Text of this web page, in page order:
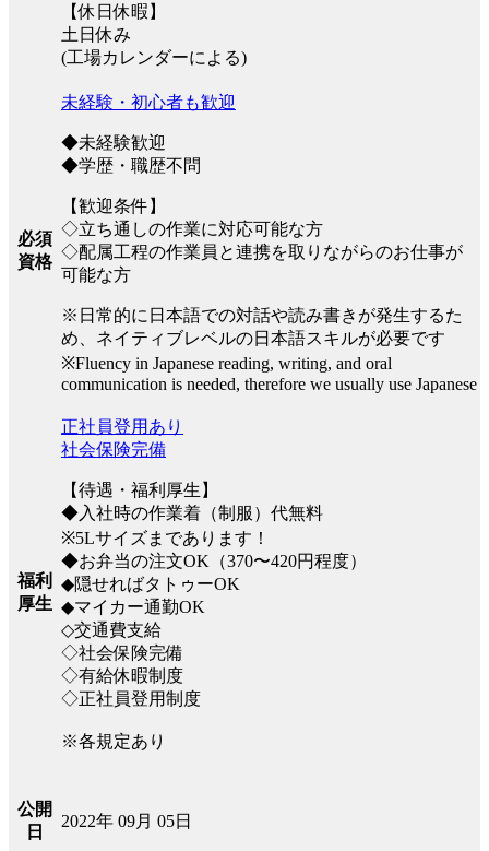
【休日休暇】
土日休み
(工場カレンダーによる)
必須
資格
未経験・初心者も歓迎
◆未経験歓迎
◆学歴・職歴不問
【歓迎条件】
◇立ち通しの作業に対応可能な方
◇配属工程の作業員と連携を取りながらのお仕事が
可能な方
※日常的に日本語での対話や読み書きが発生するた
め、ネイティブレベルの日本語スキルが必要です
※Fluency in Japanese reading, writing, and oral
communication is needed, therefore we usually use Japanese
福利
厚生
正社員登用あり
社会保険完備
【待遇・福利厚生】
◆入社時の作業着（制服）代無料
※5Lサイズまであります！
◆お弁当の注文OK（370〜420円程度）
◆隠せればタトゥーOK
◆マイカー通勤OK
◇交通費支給
◇社会保険完備
◇有給休暇制度
◇正社員登用制度
※各規定あり
公開
日
2022年 09月 05日